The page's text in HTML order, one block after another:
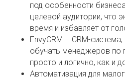
под особенности
целевой аудитории, что
время и избавляет от
EnvyCRM – CRM-
обучать менеджеров
просто и логично, как и
Автоматизация для